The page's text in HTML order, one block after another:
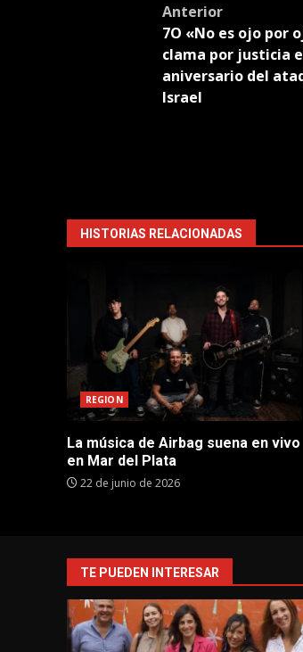
Post
navigation
Anterior
7O «No es ojo por
clama por justicia
aniversario del
Israel
HISTORIAS RELACIONADAS
REGION
La música de Airbag suena en vivo
en Mar del Plata
22 de junio de 2026
TE PUEDEN INTERESAR